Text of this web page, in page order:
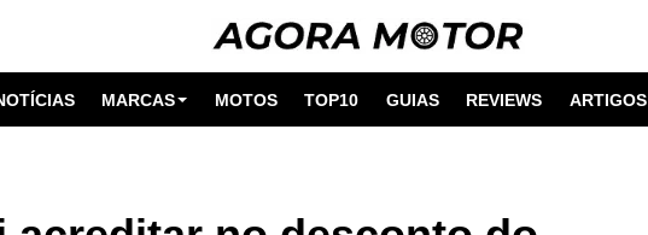
MARCAS MOTOS TOP10 GUIAS REVIEWS ARTIGOS